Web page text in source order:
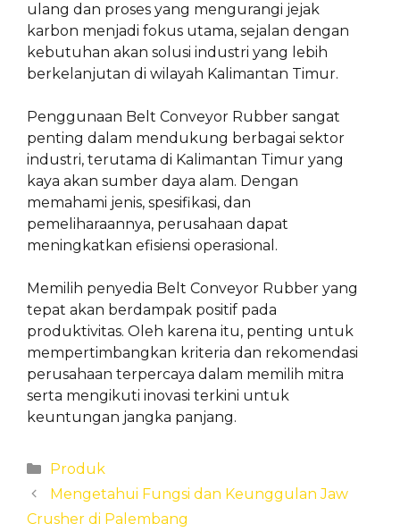
ulang dan proses yang mengurangi jejak
karbon menjadi fokus utama, sejalan dengan
kebutuhan akan solusi industri yang lebih
berkelanjutan di wilayah Kalimantan Timur.
Penggunaan Belt Conveyor Rubber sangat
penting dalam mendukung berbagai sektor
industri, terutama di Kalimantan Timur yang
kaya akan sumber daya alam. Dengan
memahami jenis, spesifikasi, dan
pemeliharaannya, perusahaan dapat
meningkatkan efisiensi operasional.
Memilih penyedia Belt Conveyor Rubber yang
tepat akan berdampak positif pada
produktivitas. Oleh karena itu, penting untuk
mempertimbangkan kriteria dan rekomendasi
perusahaan terpercaya dalam memilih mitra
serta mengikuti inovasi terkini untuk
keuntungan jangka panjang.
Categories
Produk
Mengetahui Fungsi dan Keunggulan Jaw
Crusher di Palembang